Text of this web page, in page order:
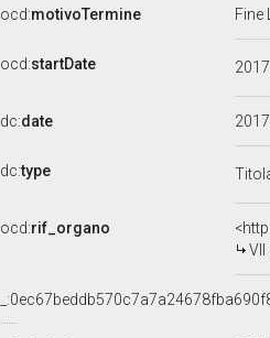
ocd:motivoTermine Fine
ocd:startDate
dc:date
dc:type
ocd:rif_organo
VII